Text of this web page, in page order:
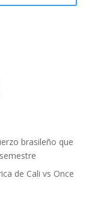
brasileño que
de Cali vs Once